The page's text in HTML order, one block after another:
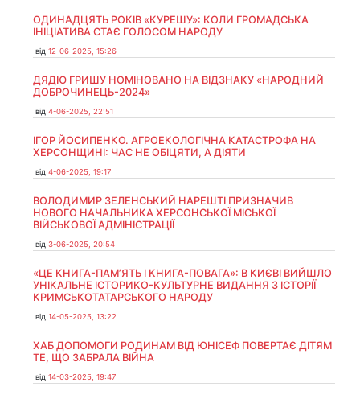
ОДИНАДЦЯТЬ РОКІВ «КУРЕШУ»: КОЛИ ГРОМАДСЬКА
ІНІЦІАТИВА СТАЄ ГОЛОСОМ НАРОДУ
від 12-06-2025, 15:26
ДЯДЮ ГРИШУ НОМІНОВАНО НА ВІДЗНАКУ «НАРОДНИЙ
ДОБРОЧИНЕЦЬ-2024»
від 4-06-2025, 22:51
ІГОР ЙОСИПЕНКО. АГРОЕКОЛОГІЧНА КАТАСТРОФА НА
ХЕРСОНЩИНІ: ЧАС НЕ ОБІЦЯТИ, А ДІЯТИ
від 4-06-2025, 19:17
ВОЛОДИМИР ЗЕЛЕНСЬКИЙ НАРЕШТІ ПРИЗНАЧИВ
НОВОГО НАЧАЛЬНИКА ХЕРСОНСЬКОЇ МІСЬКОЇ
ВІЙСЬКОВОЇ АДМІНІСТРАЦІЇ
від 3-06-2025, 20:54
«ЦЕ КНИГА-ПАМ’ЯТЬ І КНИГА-ПОВАГА»: В КИЄВІ ВИЙШЛО
УНІКАЛЬНЕ ІСТОРИКО-КУЛЬТУРНЕ ВИДАННЯ З ІСТОРІЇ
КРИМСЬКОТАТАРСЬКОГО НАРОДУ
від 14-05-2025, 13:22
ХАБ ДОПОМОГИ РОДИНАМ ВІД ЮНІСЕФ ПОВЕРТАЄ ДІТЯМ
ТЕ, ЩО ЗАБРАЛА ВІЙНА
від 14-03-2025, 19:47